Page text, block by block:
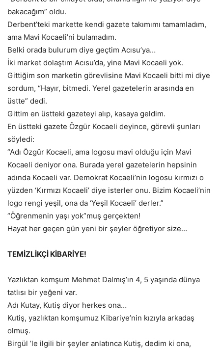
bakacağım” oldu.
Derbent’teki markette kendi gazete takımımı tamamladım,
ama Mavi Kocaeli’ni bulamadım.
Belki orada bulurum diye geçtim Acısu’ya…
İki market dolaştım Acısu’da, yine Mavi Kocaeli yok.
Gittiğim son marketin görevlisine Mavi Kocaeli bitti mi diye
sordum, “Hayır, bitmedi. Yerel gazetelerin arasında en
üstte” dedi.
Gittim en üstteki gazeteyi alıp, kasaya geldim.
En üstteki gazete Özgür Kocaeli deyince, görevli şunları
söyledi:
“Adı Özgür Kocaeli, ama logosu mavi olduğu için Mavi
Kocaeli deniyor ona. Burada yerel gazetelerin hepsinin
adında Kocaeli var. Demokrat Kocaeli’nin logosu kırmızı o
yüzden ‘Kırmızı Kocaeli’ diye isterler onu. Bizim Kocaeli’nin
logo rengi yeşil, ona da ‘Yeşil Kocaeli’ derler.”
“Öğrenmenin yaşı yok”muş gerçekten!
Hayat her geçen gün yeni bir şeyler öğretiyor size…
TEMİZLİKÇİ KİBARİYE!
Yazlıktan komşum Mehmet Dalmış’ın 4, 5 yaşında dünya
tatlısı bir yeğeni var.
Adı Kutay, Kutiş diyor herkes ona…
Kutiş, yazlıktan komşumuz Kibariye’nin kızıyla arkadaş
olmuş.
Birgül ’le ilgili bir şeyler anlatınca Kutiş, dedim ki ona,